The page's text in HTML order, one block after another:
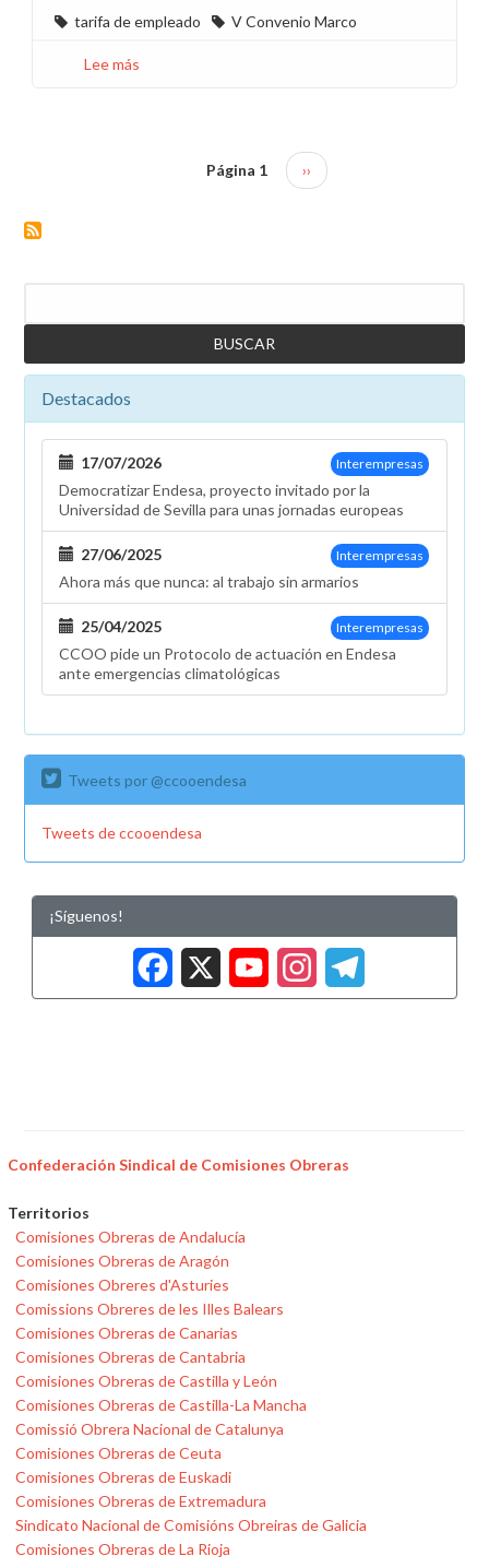
tarifa de empleado V Convenio Marco
Lee más
empleado
Página 1
Siguiente
página
››
Destacados
Interempresas
17/07/2026
Democratizar Endesa, proyecto invitado por la
Universidad de Sevilla para unas jornadas europeas
Interempresas
27/06/2025
Ahora más que nunca: al trabajo sin armarios
Interempresas
25/04/2025
CCOO pide un Protocolo de actuación en Endesa
ante emergencias climatológicas
Tweets por @ccooendesa
Tweets de ccooendesa
¡Síguenos!
Facebook
X
Confederación Sindical de Comisiones Obreras
Territorios
Comisiones Obreras de Andalucía
Comisiones Obreras de Aragón
Comisiones Obreres d'Asturies
Comissions Obreres de les Illes Balears
Comisiones Obreras de Canarias
Comisiones Obreras de Cantabria
Comisiones Obreras de Castilla y León
Comisiones Obreras de Castilla-La Mancha
Comissió Obrera Nacional de Catalunya
Comisiones Obreras de Ceuta
Comisiones Obreras de Euskadi
Comisiones Obreras de Extremadura
Sindicato Nacional de Comisións Obreiras de Galicia
Comisiones Obreras de La Rioja